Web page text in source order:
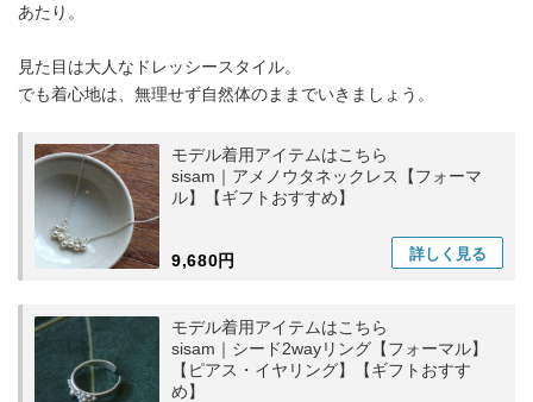
あたり。
見た目は大人なドレッシースタイル。
でも着心地は、無理せず自然体のままでいきましょう。
モデル着用アイテムはこちら
sisam｜アメノウタネックレス【フォーマ
ル】【ギフトおすすめ】
9,680円 詳しく 見る
モデル着用アイテムはこちら
sisam｜シード2wayリング【フォーマル】
【ピアス・イヤリング】【ギフトおすす
め】